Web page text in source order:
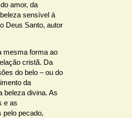
amor, da
sensível à
Deus Santo, autor
mesma forma ao
cristã. Da
do belo – ou do
da
beleza divina. As
e as
pelo pecado,